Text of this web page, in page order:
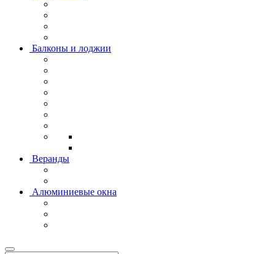
Балконы и лоджии
Веранды
Алюминиевые окна